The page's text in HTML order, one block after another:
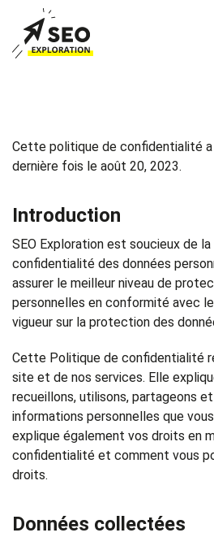
Cette politique de confidentialité a
dernière fois le août 20, 2023.
Introduction
SEO Exploration est soucieux de
confidentialité des données
assurer le meilleur niveau de
personnelles en conformité avec
vigueur sur la protection des
Cette Politique de confidentialité
site et de nos services. Elle
recueillons, utilisons, partageons
informations personnelles que
explique également vos droits en
confidentialité et comment vous
droits.
Données collectées